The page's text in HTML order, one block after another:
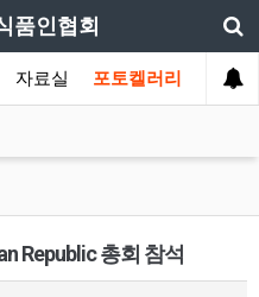
품인협회
자료실 포토켈러리
Republic 총회 참석